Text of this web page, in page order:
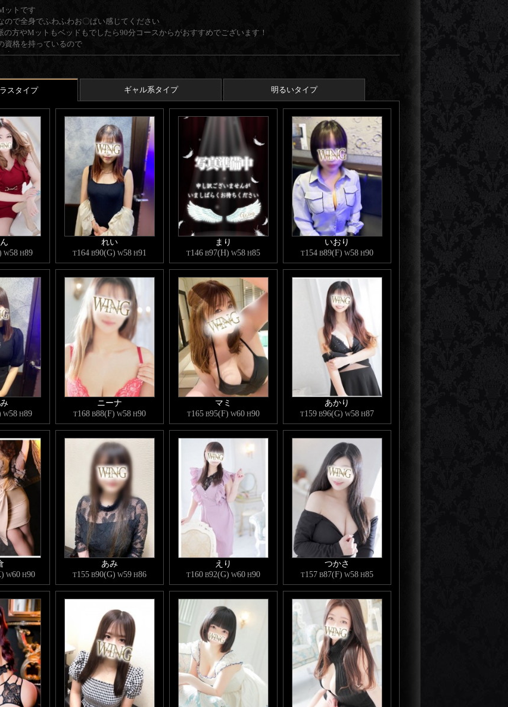
てオススメ出来るいろはちゃん…
た事の無い方もまだ彼女に逢った事の無い方も…
ットです
ので全身でふわふわお〇ぱい感じてください
の方やMットもベッドもでしたら90分コースからがおすすめでございます！
資格を持っているので
癒してあげられたらいいな♪
しているのですが
れ濡れで乱れちゃうこともあるので
り可愛がっていただきたいです
2人で過ごす時間が
かいひと時になれたら嬉しいです
ちしております
スタイプ ギャル系タイプ 明るいタイプ
W58 H89
れい
T164 B90(G) W58 H91
まり
T146 B97(H) W58 H85
いおり
T154 B89(F) W58 H90
W58 H89
ニーナ
T168 B88(F) W58 H90
マミ
T165 B95(F) W60 H90
あかり
T159 B96(G) W58 H87
W60 H90
あみ
T155 B90(G) W59 H86
えり
T160 B92(G) W60 H90
つかさ
T157 B87(F) W58 H85